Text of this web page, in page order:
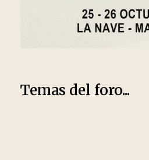
Temas del foro...